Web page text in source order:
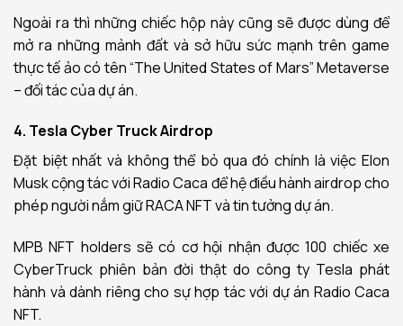
Ngoài ra thì những chiếc hộp này cũng sẽ được dùng để
mở ra những mảnh đất và sở hữu sức mạnh trên game
thực tế ảo có tên “The United States of Mars” Metaverse
– đối tác của dự án.
4. Tesla Cyber Truck Airdrop
Đặt biệt nhất và không thể bỏ qua đó chính là việc Elon
Musk cộng tác với Radio Caca để hệ điều hành airdrop cho
phép người nắm giữ RACA NFT và tin tưởng dự án.
MPB NFT holders sẽ có cơ hội nhận được 100 chiếc xe
CyberTruck phiên bản đời thật do công ty Tesla phát
hành và dành riêng cho sự hợp tác với dự án Radio Caca
NFT.